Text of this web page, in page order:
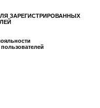
ЗАРЕГИСТРИРОВАННЫХ